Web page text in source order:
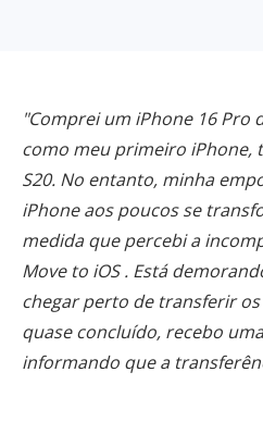
"Comprei um iPhone 16 Pro
como meu primeiro iPhone,
S20. No entanto, minha
iPhone aos poucos se
medida que percebi a
Move to iOS . Está
chegar perto de transferir
quase concluído, recebo
informando que a